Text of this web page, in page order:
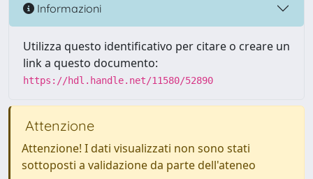
Informazioni
Utilizza questo identificativo per citare o creare un
link a questo documento:
https://hdl.handle.net/11580/52890
Attenzione
Attenzione! I dati visualizzati non sono stati
sottoposti a validazione da parte dell'ateneo